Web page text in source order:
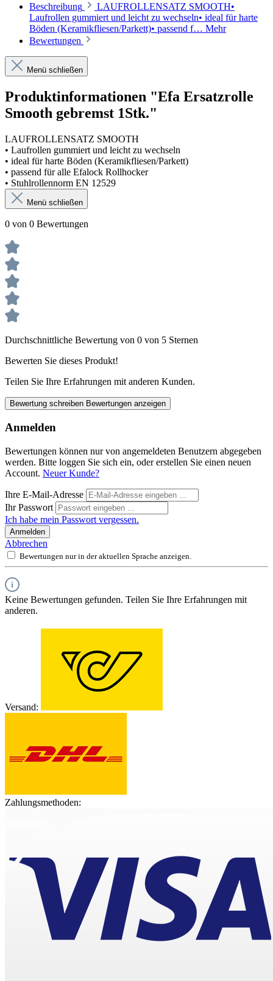
Beschreibung
LAUFROLLENSATZ SMOOTH•
Laufrollen gummiert und leicht zu wechseln• ideal für harte
Böden (Keramikfliesen/Parkett)• passend f… Mehr
Bewertungen
Menü schließen
Produktinformationen "Efa Ersatzrolle
Smooth gebremst 1Stk."
LAUFROLLENSATZ SMOOTH
• Laufrollen gummiert und leicht zu wechseln
• ideal für harte Böden (Keramikfliesen/Parkett)
• passend für alle Efalock Rollhocker
• Stuhlrollennorm EN 12529
Menü schließen
0 von 0 Bewertungen
Durchschnittliche Bewertung von 0 von 5 Sternen
Bewerten Sie dieses Produkt!
Teilen Sie Ihre Erfahrungen mit anderen Kunden.
Bewertung schreiben Bewertungen anzeigen
Anmelden
Bewertungen können nur von angemeldeten Benutzern abgegeben
werden. Bitte loggen Sie sich ein, oder erstellen Sie einen neuen
Account. Neuer Kunde?
Ihre E-Mail-Adresse
Ihr Passwort
Ich habe mein Passwort vergessen.
Anmelden
Abbrechen
Bewertungen nur in der aktuellen Sprache anzeigen.
Keine Bewertungen gefunden. Teilen Sie Ihre Erfahrungen mit
anderen.
Versand:
Zahlungsmethoden: